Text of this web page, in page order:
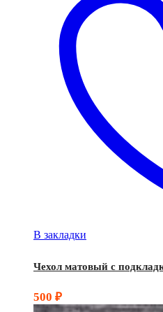
В закладки
Чехол матовый с
500 ₽